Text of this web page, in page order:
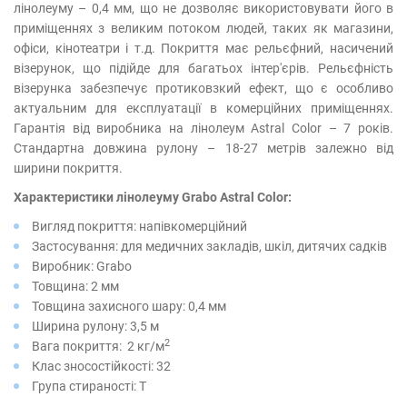
лінолеуму – 0,4 мм, що не дозволяє використовувати його в
приміщеннях з великим потоком людей, таких як магазини,
офіси, кінотеатри і т.д. Покриття має рельєфний, насичений
візерунок, що підійде для багатьох інтер'єрів. Рельєфність
візерунка забезпечує протиковзкий ефект, що є особливо
актуальним для експлуатації в комерційних приміщеннях.
Гарантія від виробника на лінолеум Astral Color – 7 років.
Стандартна довжина рулону – 18-27 метрів залежно від
ширини покриття.
Характеристики лінолеуму Grabo Astral Color:
Вигляд покриття: напівкомерційний
Застосування: для медичних закладів, шкіл, дитячих садків
Виробник: Grabo
Товщина: 2 мм
Товщина захисного шару: 0,4 мм
Ширина рулону: 3,5 м
Вага покриття: 2 кг/м2
Клас зносостійкості: 32
Група стираності: T